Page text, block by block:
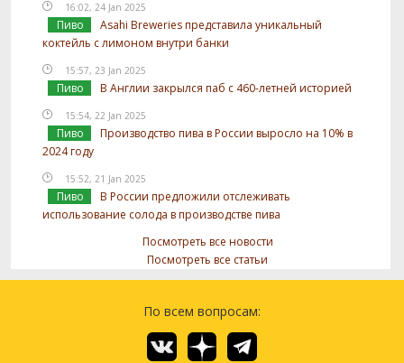
16:02, 24 Jan 2025
Пиво
Asahi Breweries представила уникальный
коктейль с лимоном внутри банки
15:57, 23 Jan 2025
Пиво В Англии закрылся паб с 460-летней историей
15:54, 22 Jan 2025
Пиво
Производство пива в России выросло на 10% в
2024 году
15:52, 21 Jan 2025
Пиво
В России предложили отслеживать
использование солода в производстве пива
Посмотреть все новости
Посмотреть все статьи
По всем вопросам: